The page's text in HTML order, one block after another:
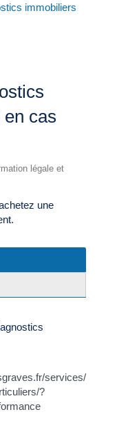
immobiliers
cas
légale et
une
services/
?